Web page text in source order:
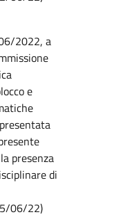
2022, a
e
presenza
di
06/22)